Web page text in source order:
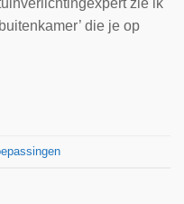
zie ik
die je op